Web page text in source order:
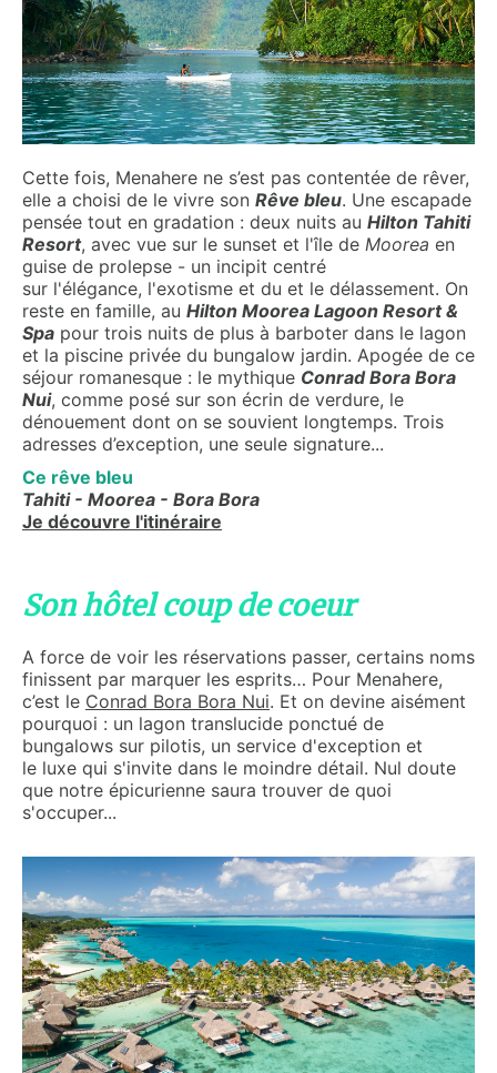
Cette fois, Menahere ne s’est pas contentée de rêver,
elle a choisi de le vivre son Rêve bleu. Une escapade
pensée tout en gradation : deux nuits au Hilton Tahiti
Resort, avec vue sur le sunset et l'île de Moorea en
guise de prolepse - un incipit centré
sur l'élégance, l'exotisme et du et le délassement. On
reste en famille, au Hilton Moorea Lagoon Resort &
Spa pour trois nuits de plus à barboter dans le lagon
et la piscine privée du bungalow jardin. Apogée de ce
séjour romanesque : le mythique Conrad Bora Bora
Nui, comme posé sur son écrin de verdure, le
dénouement dont on se souvient longtemps. Trois
adresses d’exception, une seule signature...
Ce rêve bleu
Tahiti - Moorea - Bora Bora
Je découvre l'itinéraire
Son hôtel coup de coeur
A force de voir les réservations passer, certains noms
finissent par marquer les esprits… Pour Menahere,
c’est le Conrad Bora Bora Nui. Et on devine aisément
pourquoi : un lagon translucide ponctué de
bungalows sur pilotis, un service d'exception et
le luxe qui s'invite dans le moindre détail. Nul doute
que notre épicurienne saura trouver de quoi
s'occuper...